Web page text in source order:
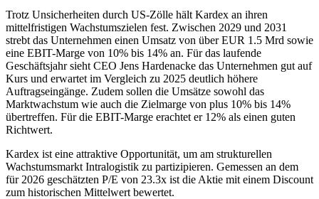
Trotz Unsicherheiten durch US-Zölle hält Kardex an ihren
mittelfristigen Wachstumszielen fest. Zwischen 2029 und 2031
strebt das Unternehmen einen Umsatz von über EUR 1.5 Mrd sowie
eine EBIT-Marge von 10% bis 14% an. Für das laufende
Geschäftsjahr sieht CEO Jens Hardenacke das Unternehmen gut auf
Kurs und erwartet im Vergleich zu 2025 deutlich höhere
Auftragseingänge. Zudem sollen die Umsätze sowohl das
Marktwachstum wie auch die Zielmarge von plus 10% bis 14%
übertreffen. Für die EBIT-Marge erachtet er 12% als einen guten
Richtwert.
Kardex ist eine attraktive Opportunität, um am strukturellen
Wachstumsmarkt Intralogistik zu partizipieren. Gemessen an dem
für 2026 geschätzten P/E von 23.3x ist die Aktie mit einem Discount
zum historischen Mittelwert bewertet.